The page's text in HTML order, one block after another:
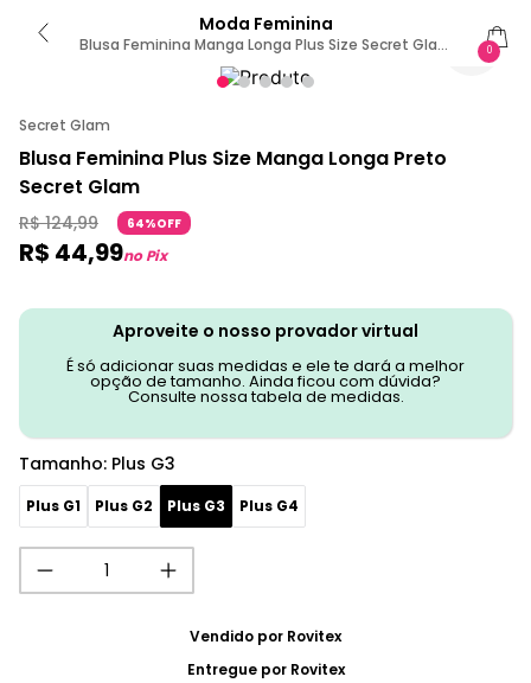
Moda Feminina
Blusa Feminina Manga Longa Plus Size Secret Glam
Preto Plus G3 / Preto
0
Secret Glam
Blusa Feminina Plus Size Manga Longa Preto
Secret Glam
R$ 124,99 64%OFF
R$ 44,99no Pix
Aproveite o nosso provador virtual
É só adicionar suas medidas e ele te dará a melhor
opção de tamanho. Ainda ficou com dúvida?
Consulte nossa tabela de medidas.
Tamanho: Plus G3
Plus G1 Plus G2 Plus G3 Plus G4
Vendido por Rovitex
Entregue por Rovitex